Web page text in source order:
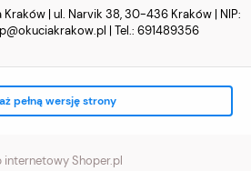
| ul. Narvik 38, 30-436 Kraków | NIP:
| Tel.: 691489356
pełną wersję strony
internetowy Shoper.pl